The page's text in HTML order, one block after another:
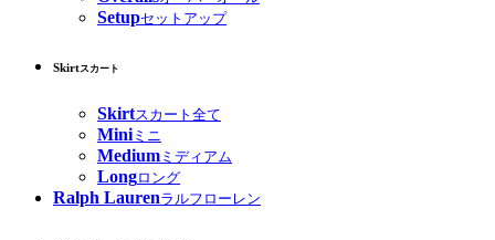
Setupセットアップ
Skirtスカート
Skirtスカート全て
Miniミニ
Medium ミディアム
Longロング
Ralph Laurenラルフローレン